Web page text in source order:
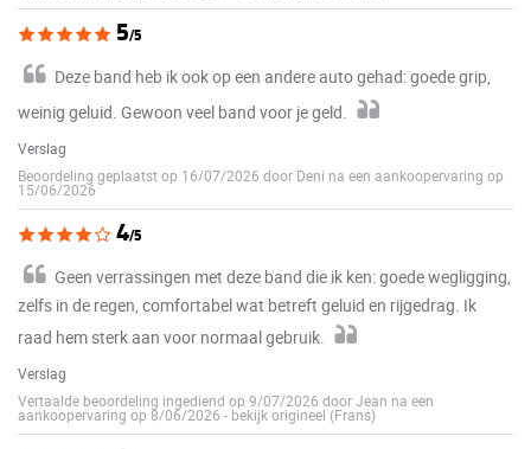
5/5
Deze band heb ik ook op een andere auto gehad: goede grip,
weinig geluid. Gewoon veel band voor je geld.
Verslag
Beoordeling geplaatst op 16/07/2026 door Deni na een aankoopervaring op
15/06/2026
4/5
Geen verrassingen met deze band die ik ken: goede wegligging,
zelfs in de regen, comfortabel wat betreft geluid en rijgedrag. Ik
raad hem sterk aan voor normaal gebruik.
Verslag
Vertaalde beoordeling ingediend op 9/07/2026 door Jean na een
aankoopervaring op 8/06/2026 - bekijk origineel (Frans)